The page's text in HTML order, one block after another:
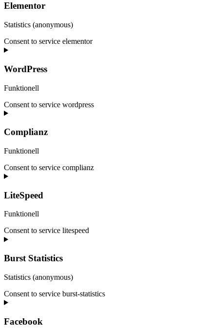
Elementor
Statistics (anonymous)
Consent to service elementor
WordPress
Funktionell
Consent to service wordpress
Complianz
Funktionell
Consent to service complianz
LiteSpeed
Funktionell
Consent to service litespeed
Burst Statistics
Statistics (anonymous)
Consent to service burst-statistics
Facebook